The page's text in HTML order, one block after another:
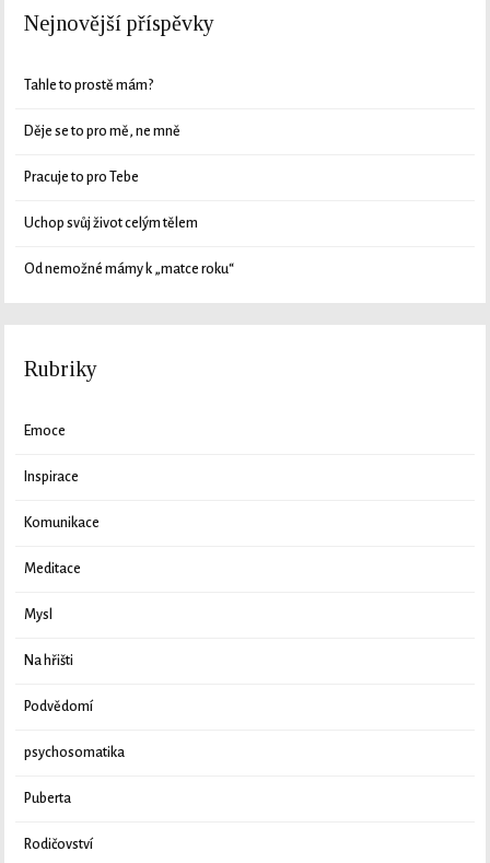
Nejnovější příspěvky
Tahle to prostě mám?
Děje se to pro mě, ne mně
Pracuje to pro Tebe
Uchop svůj život celým tělem
Od nemožné mámy k „matce roku“
Rubriky
Emoce
Inspirace
Komunikace
Meditace
Mysl
Na hřišti
Podvědomí
psychosomatika
Puberta
Rodičovství